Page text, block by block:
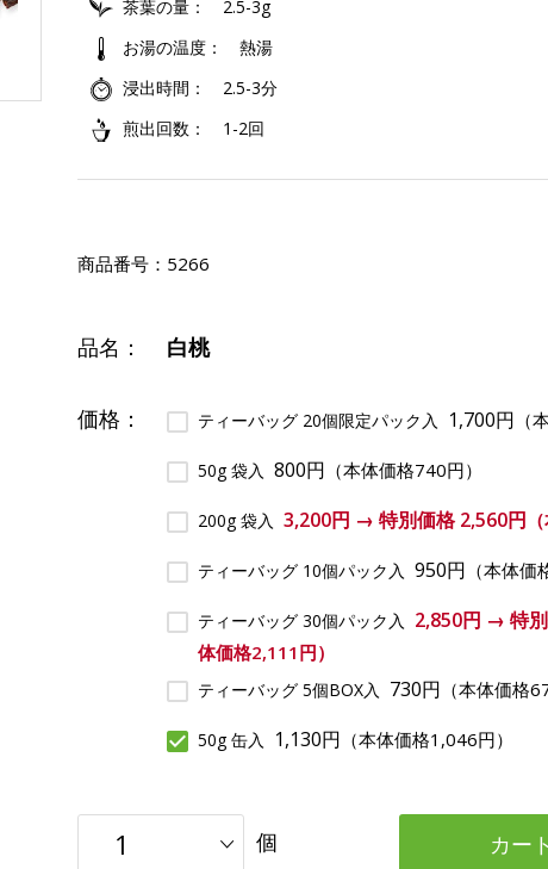
茶葉の量
2.5-3g
お湯の温度
熱湯
浸出時間
2.5-3分
煎出回数
1-2回
商品番号： 5266
品名： 白桃
価格： ティーバッグ 20個限定パック入 1,700円 （
50g 袋入 800円 （本体価格740円）
200g 袋入 3,200円 → 特別価格2,560円
ティーバッグ 10個パック入 950円 （本体価
ティーバッグ 30個パック入 2,850円 → 特
体価格2,111円）
ティーバッグ 5個BOX入 730円 （本体価格
50g 缶入 1,130円 （本体価格1,046円）
個 カー